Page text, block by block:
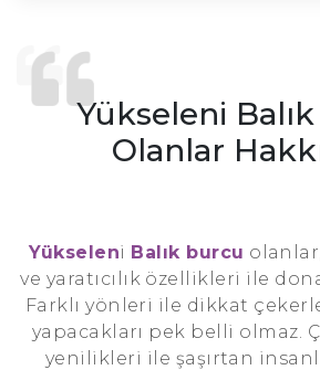
Yükseleni
Olanlar
Yükseleni Balık burcu
ve yaratıcılık özellikleri ile
Farklı yönleri ile dikkat
yapacakları pek belli olmaz.
yenilikleri ile şaşırtan